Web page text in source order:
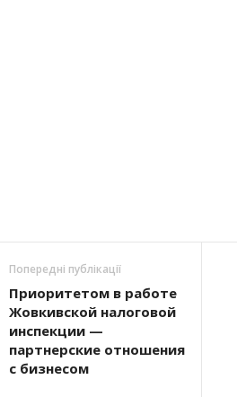
Попередні публікації
Приоритетом в работе
Жовкивской налоговой
инспекции —
партнерские отношения
с бизнесом